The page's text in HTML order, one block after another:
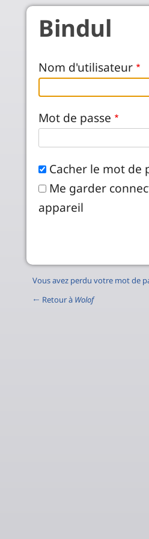
Skip to main content
Bindul
Nom d'utilisateur
Mot de passe
Cacher le mot de
Me garder
appareil
Vous avez perdu votre mot de
← Retour à Wolof